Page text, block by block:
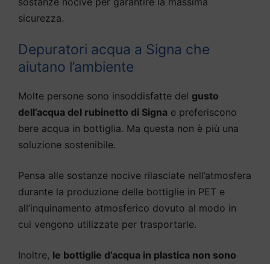
sicurezza.
Depuratori acqua a Signa che
aiutano l’ambiente
Molte persone sono insoddisfatte del gusto
dell’acqua del rubinetto di Signa e preferiscono
bere acqua in bottiglia. Ma questa non è più una
soluzione sostenibile.
Pensa alle sostanze nocive rilasciate nell’atmosfera
durante la produzione delle bottiglie in PET e
all’inquinamento atmosferico dovuto al modo in
cui vengono utilizzate per trasportarle.
Inoltre, le bottiglie d’acqua in plastica non sono